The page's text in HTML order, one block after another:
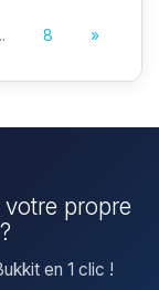
8 »
propre
en 1 clic !